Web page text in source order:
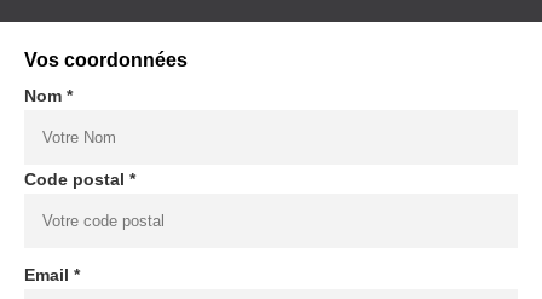
Vos coordonnées
Nom *
Code postal *
Email *